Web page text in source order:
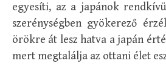
egyesíti, az a japánok
szerénységben gyökerező
örökre át lesz hatva a japán
mert megtalálja az ottani élet